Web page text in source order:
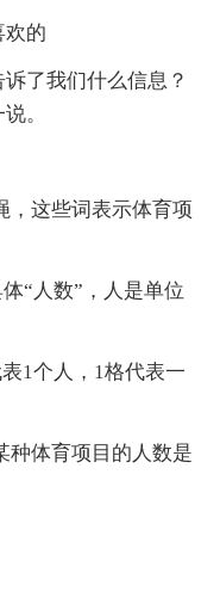
欢的
了我们什么信息？
。
这些词表示体育项
“人数”，人是单位
1个人，1格代表一
体育项目的人数是